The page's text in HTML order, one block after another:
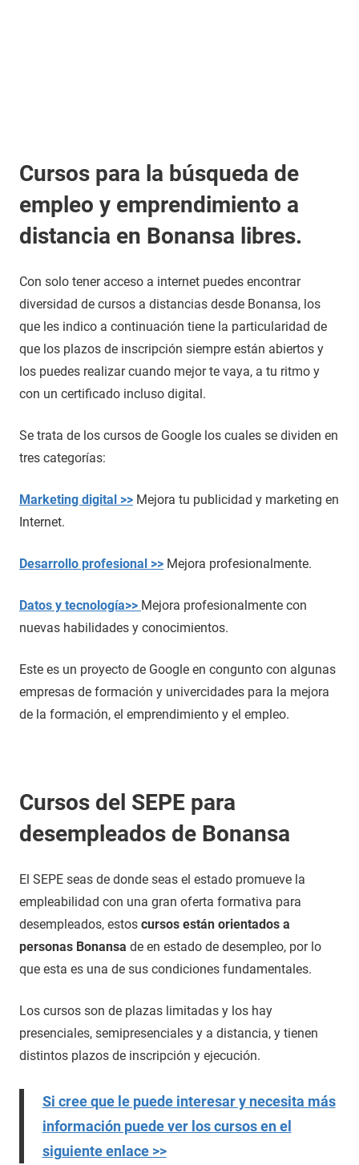
Cursos para la búsqueda de
empleo y emprendimiento a
distancia en Bonansa libres.
Con solo tener acceso a internet puedes encontrar
diversidad de cursos a distancias desde Bonansa, los
que les indico a continuación tiene la particularidad de
que los plazos de inscripción siempre están abiertos y
los puedes realizar cuando mejor te vaya, a tu ritmo y
con un certificado incluso digital.
Se trata de los cursos de Google los cuales se dividen en
tres categorías:
Marketing digital >> Mejora tu publicidad y marketing en
Internet.
Desarrollo profesional >> Mejora profesionalmente.
Datos y tecnología>> Mejora profesionalmente con
nuevas habilidades y conocimientos.
Este es un proyecto de Google en congunto con algunas
empresas de formación y univercidades para la mejora
de la formación, el emprendimiento y el empleo.
Cursos del SEPE para
desempleados de Bonansa
El SEPE seas de donde seas el estado promueve la
empleabilidad con una gran oferta formativa para
desempleados, estos cursos están orientados a
personas Bonansa de en estado de desempleo, por lo
que esta es una de sus condiciones fundamentales.
Los cursos son de plazas limitadas y los hay
presenciales, semipresenciales y a distancia, y tienen
distintos plazos de inscripción y ejecución.
Si cree que le puede interesar y necesita más
información puede ver los cursos en el
siguiente enlace >>